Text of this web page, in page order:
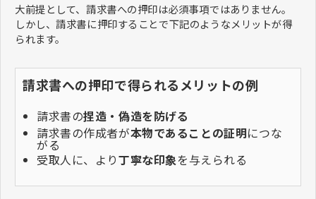
大前提として、請求書への押印は必須事項ではありません。
しかし、請求書に押印することで下記のようなメリットが得
られます。
請求書への押印で得られるメリットの例
請求書の捏造・偽造を防げる
請求書の作成者が本物であることの証明につな
がる
受取人に、より丁寧な印象を与えられる